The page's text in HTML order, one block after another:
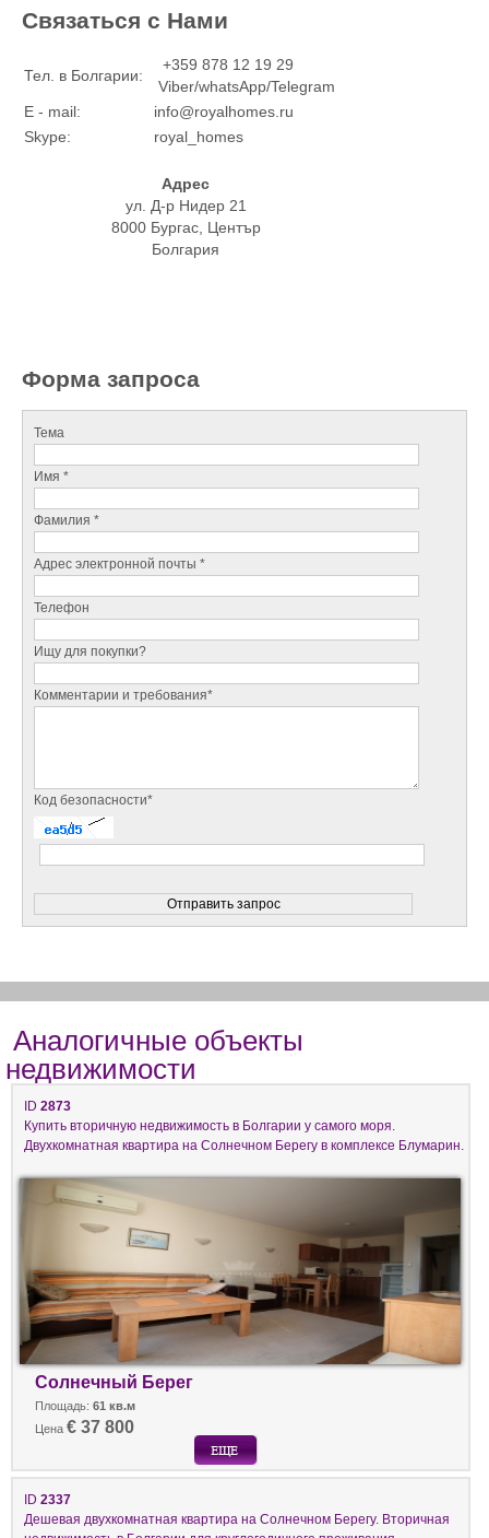
Связаться с Нами
Тел. в Болгарии:
+359 878 12 19 29
Viber/whatsApp/Telegram
E - mail:
info@royalhomes.ru
Skype:
royal_homes
Адрес
ул. Д-р Нидер 21
8000 Бургас, Център
Болгария
Форма запроса
Тема
Имя *
Фамилия *
Адрес электронной почты *
Телефон
Ищу для покупки?
Комментарии и требования*
Код безопасности*
Аналогичные объекты
недвижимости
ID 2873
Купить вторичную недвижимость в Болгарии у самого моря.
Двухкомнатная квартира на Солнечном Берегу в комплексе Блумарин.
Солнечный Берег
Площадь: 61 кв.м
Цена € 37 800
ID 2337
Дешевая двухкомнатная квартира на Солнечном Берегу. Вторичная